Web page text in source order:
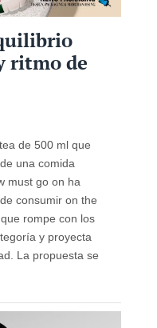
ritmo de
de 500 ml que
una comida
must go on ha
consumir on the
rompe con los
y proyecta
La propuesta se